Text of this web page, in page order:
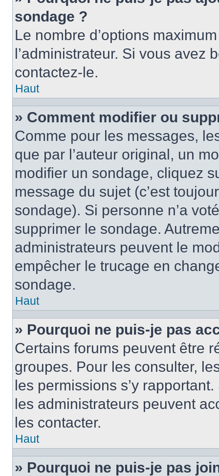
sondage ?
Le nombre d’options
l’administrateur. Si vous avez
contactez-le.
Haut
» Comment modifier ou
Comme pour les messages,
que par l’auteur original, un
modifier un sondage, cliquez
message du sujet (c’est
sondage). Si personne n’a
supprimer le sondage.
administrateurs peuvent le
empêcher le trucage en
sondage.
Haut
» Pourquoi ne puis-je pas
Certains forums peuvent être
groupes. Pour les consulter,
les permissions s’y
les administrateurs peuvent
les contacter.
Haut
» Pourquoi ne puis-je pas